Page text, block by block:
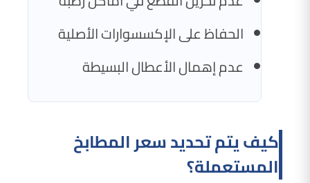
الحفاظ على الإكسسوارات الأصلية
عدم إهمال الأعطال البسيطة
كيف يتم تحديد سعر المطابخ
المستعملة؟